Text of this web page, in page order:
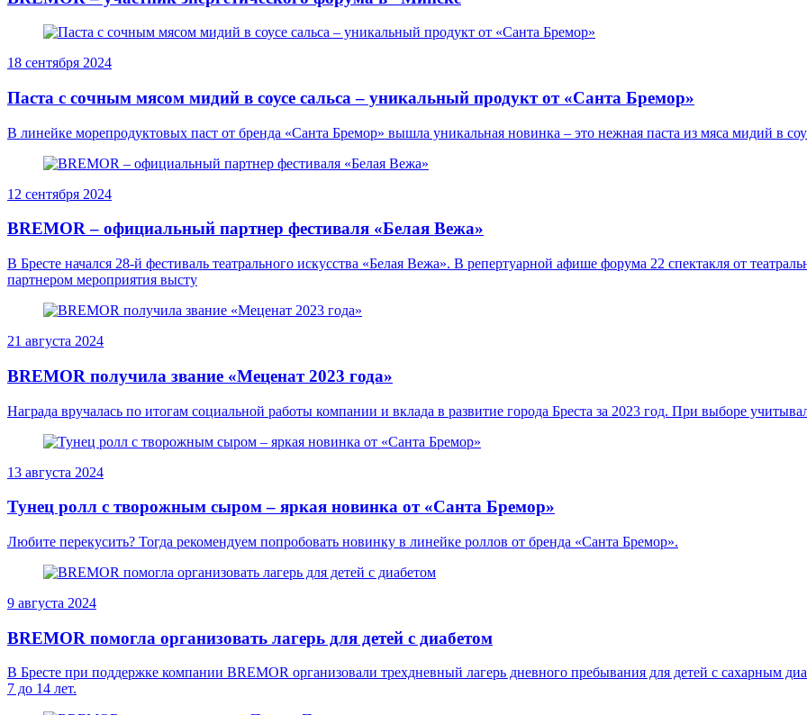
18 сентября 2024
Паста с сочным мясом мидий в соусе сальса – уникальный продукт от «Санта Бремор»
В линейке морепродуктовых паст от бренда «Санта Бремор» вышла уникальная новинка – это нежная паста из мяса мидий в
12 сентября 2024
BREMOR – официальный партнер фестиваля «Белая Вежа»
В Бресте начался 28-й фестиваль театрального искусства «Белая Вежа». В репертуарной афише форума 22 спектакля от
партнером мероприятия высту
21 августа 2024
BREMOR получила звание «Меценат 2023 года»
Награда вручалась по итогам социальной работы компании и вклада в развитие города Бреста за 2023 год. При выборе
13 августа 2024
Тунец ролл с творожным сыром – яркая новинка от «Санта Бремор»
Любите перекусить? Тогда рекомендуем попробовать новинку в линейке роллов от бренда «Санта Бремор».
9 августа 2024
BREMOR помогла организовать лагерь для детей с диабетом
В Бресте при поддержке компании BREMOR организовали трехдневный лагерь дневного пребывания для детей с сахарным
7 до 14 лет.